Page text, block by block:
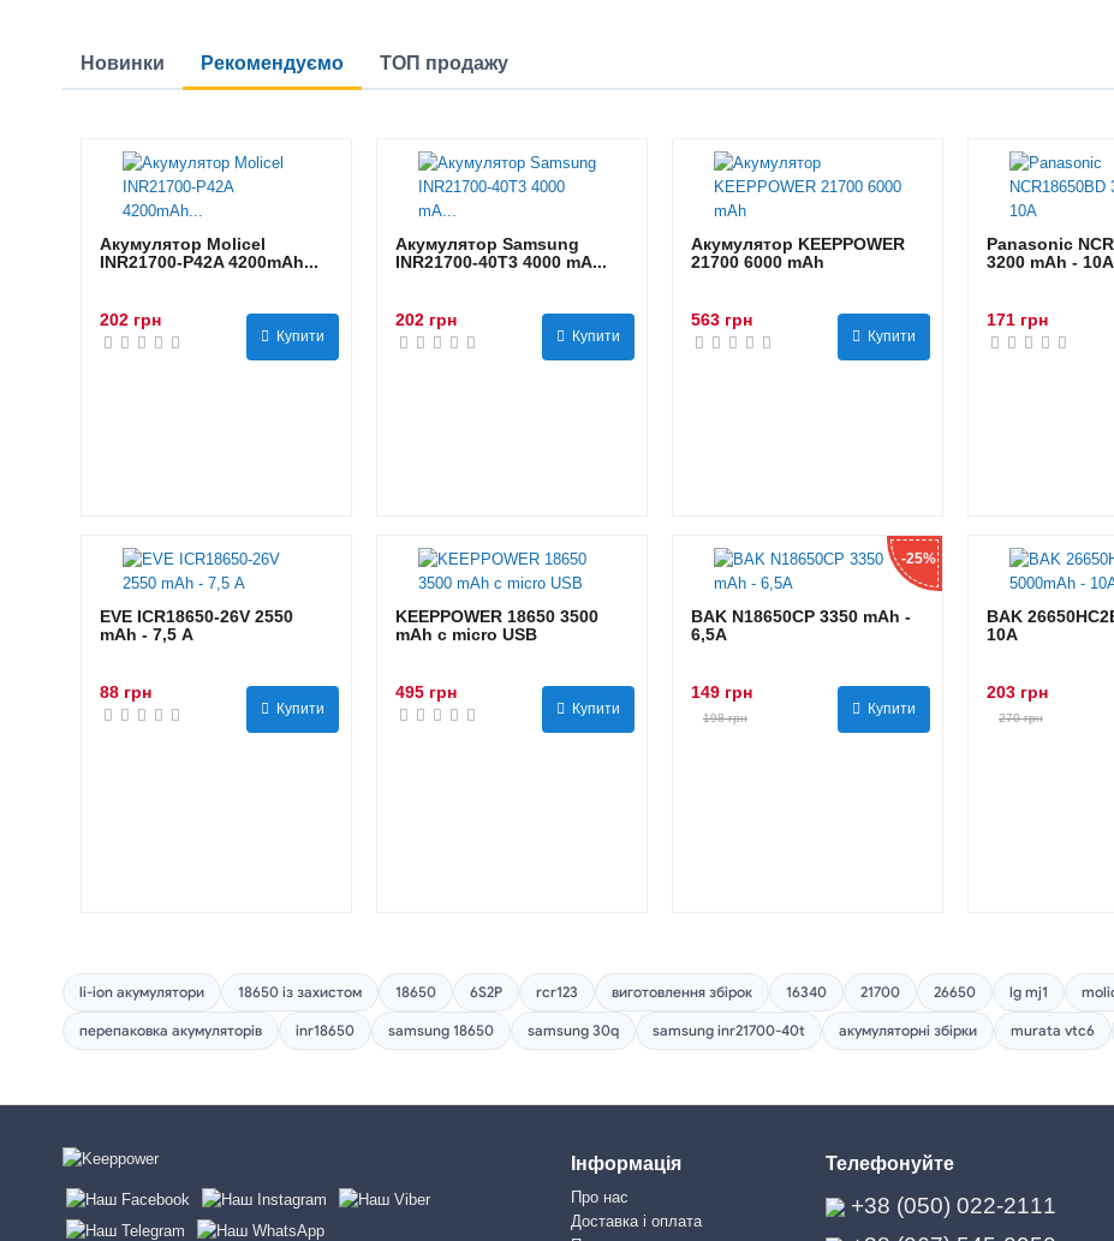
Новинки Рекомендуємо ТОП продажу
Акумулятор Molicel
INR21700-P42A 4200mAh...
202 грн
Купити
Акумулятор Samsung
INR21700-40T3 4000 mA...
202 грн
Купити
Акумулятор KEEPPOWER
21700 6000 mAh
563 грн
Купити
Panasonic
3200 mAh - 10А
171 грн
EVE ICR18650-26V 2550
mAh - 7,5 А
88 грн
Купити
KEEPPOWER 18650 3500
mAh с micro USB
495 грн
Купити
-25%
BAK N18650CP 3350 mAh -
6,5А
149 грн
198 грн Купити
BAK
10А
203 грн
270 грн
li-ion акумулятори 18650 із захистом 18650 6S2P rcr123 виготовлення збірок 16340 21700 26650 lg mj1
перепаковка акумуляторів inr18650 samsung 18650 samsung 30q samsung inr21700-40t акумуляторні збірки murata vtc6
Інформація
Про нас
Доставка і оплата
Телефонуйте
+38 (050) 022-2111